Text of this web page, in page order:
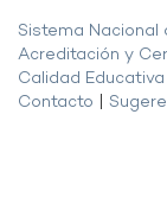
Sistema Nacional
Acreditación y
Calidad Educativa
Contacto